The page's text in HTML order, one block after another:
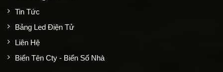
Tin Tức
Bảng Led Điện Tử
Liên Hệ
Biển Tên Cty - Biển Số Nhà